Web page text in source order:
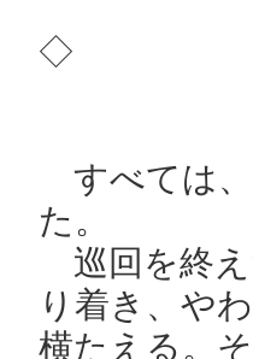
◇
すべては、
た。
巡回を終え
り着き、や
横たえる。